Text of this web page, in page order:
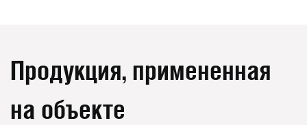
Продукция, примененная
на объекте